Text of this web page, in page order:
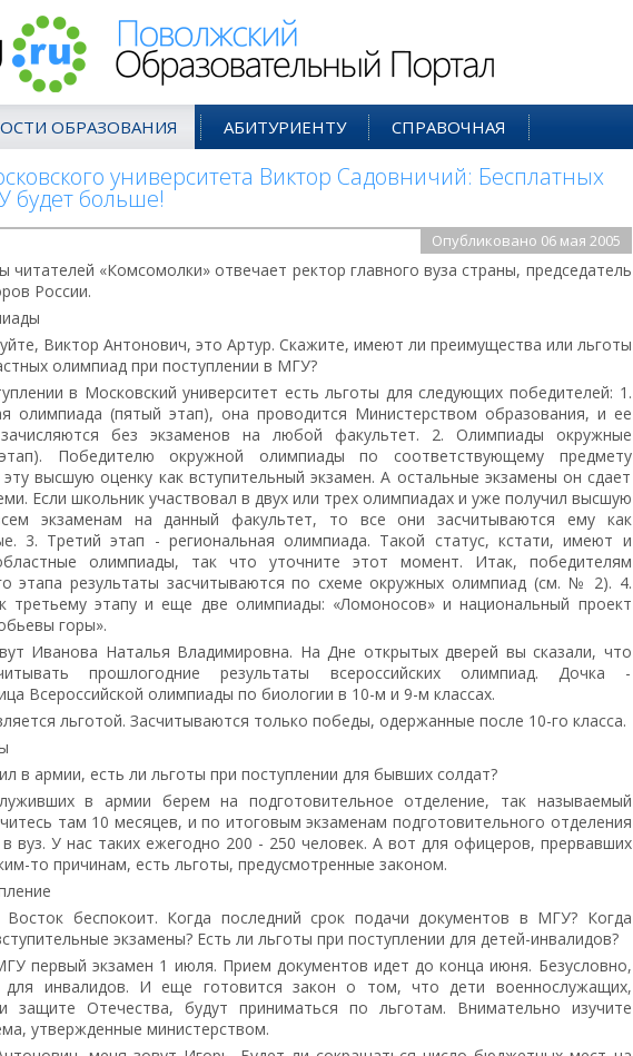
ОБРАЗОВАНИЯ АБИТУРИЕНТУ СПРАВОЧНАЯ
университета Виктор Садовничий: Бесплатных
будет больше!
Опубликовано 06 мая 2005
читателей «Комсомолки» отвечает ректор главного вуза страны, председатель
России.
Виктор Антонович, это Артур. Скажите, имеют ли преимущества или льготы
олимпиад при поступлении в МГУ?
в Московский университет есть льготы для следующих победителей: 1.
олимпиада (пятый этап), она проводится Министерством образования, и ее
без экзаменов на любой факультет. 2. Олимпиады окружные
Победителю окружной олимпиады по соответствующему предмету
высшую оценку как вступительный экзамен. А остальные экзамены он сдает
Если школьник участвовал в двух или трех олимпиадах и уже получил высшую
экзаменам на данный факультет, то все они засчитываются ему как
3. Третий этап - региональная олимпиада. Такой статус, кстати, имеют и
олимпиады, так что уточните этот момент. Итак, победителям
этапа результаты засчитываются по схеме окружных олимпиад (см. № 2). 4.
третьему этапу и еще две олимпиады: «Ломоносов» и национальный проект
горы».
Иванова Наталья Владимировна. На Дне открытых дверей вы сказали, что
прошлогодние результаты всероссийских олимпиад. Дочка -
Всероссийской олимпиады по биологии в 10-м и 9-м классах.
льготой. Засчитываются только победы, одержанные после 10-го класса.
в армии, есть ли льготы при поступлении для бывших солдат?
в армии берем на подготовительное отделение, так называемый
там 10 месяцев, и по итоговым экзаменам подготовительного отделения
в вуз. У нас таких ежегодно 200 - 250 человек. А вот для офицеров, прервавших
то причинам, есть льготы, предусмотренные законом.
беспокоит. Когда последний срок подачи документов в МГУ? Когда
экзамены? Есть ли льготы при поступлении для детей-инвалидов?
первый экзамен 1 июля. Прием документов идет до конца июня. Безусловно,
для инвалидов. И еще готовится закон о том, что дети военнослужащих,
защите Отечества, будут приниматься по льготам. Внимательно изучите
утвержденные министерством.